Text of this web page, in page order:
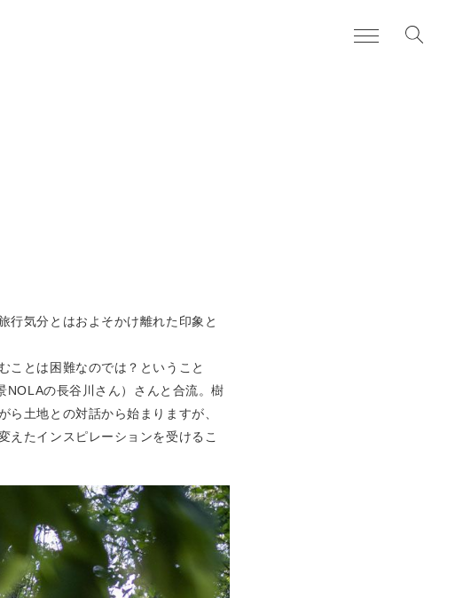
私たちについて
行気分とはおよそかけ離れた印象と
ことは困難なのでは？ということ
NOLAの長谷川さん）さんと合流。樹
土地との対話から始まりますが、
えたインスピレーションを受けるこ